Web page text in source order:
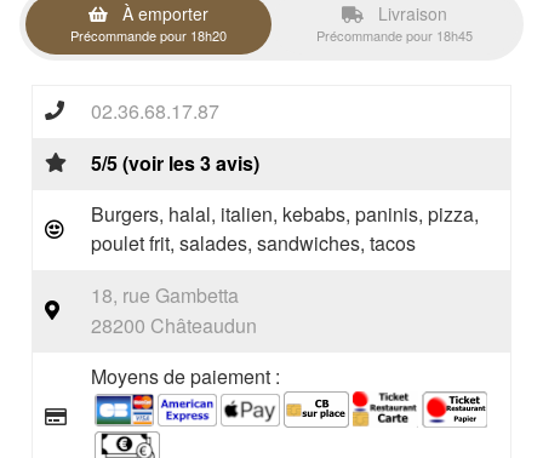
À emporter
Précommande pour 18h20
Livraison
Précommande pour 18h45
02.36.68.17.87
5/5 (voir les 3 avis)
Burgers, halal, italien, kebabs, paninis, pizza,
poulet frit, salades, sandwiches, tacos
18, rue Gambetta
28200 Châteaudun
Moyens de paiement :